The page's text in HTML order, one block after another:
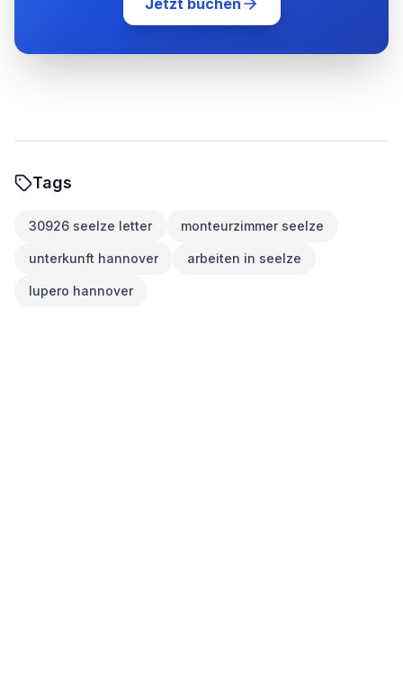
Jetzt buchen
Tags
30926 seelze letter monteurzimmer seelze
unterkunft hannover arbeiten in seelze
lupero hannover